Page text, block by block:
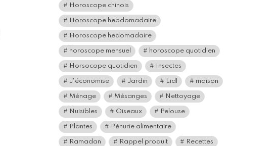
Horoscope chinois
Horoscope hebdomadaire
Horoscope hedomadaire
horoscope mensuel horoscope quotidien
Horsocope quotidien Insectes
J'économise Jardin Lidl maison
Ménage Mésanges Nettoyage
Nuisibles Oiseaux Pelouse
Plantes Pénurie alimentaire
Ramadan Rappel produit Recettes